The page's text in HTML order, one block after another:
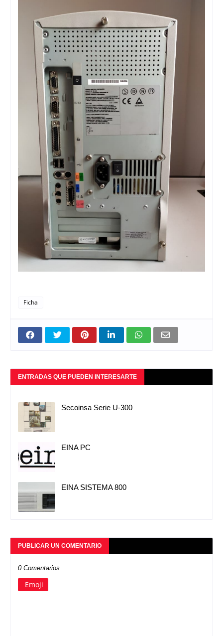
Ficha
ENTRADAS QUE PUEDEN INTERESARTE
Secoinsa Serie U-300
EINA PC
EINA SISTEMA 800
PUBLICAR UN COMENTARIO
0 Comentarios
Emoji